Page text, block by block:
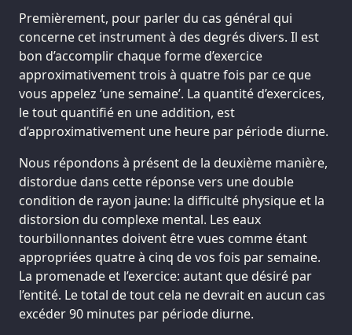
Premièrement, pour parler du cas général qui
concerne cet instrument à des degrés divers. Il est
bon d’accomplir chaque forme d’exercice
approximativement trois à quatre fois par ce que
vous appelez ‘une semaine’. La quantité d’exercices,
le tout quantifié en une addition, est
d’approximativement une heure par période diurne.
Nous répondons à présent de la deuxième manière,
distordue dans cette réponse vers une double
condition de rayon jaune: la difficulté physique et la
distorsion du complexe mental. Les eaux
tourbillonnantes doivent être vues comme étant
appropriées quatre à cinq de vos fois par semaine.
La promenade et l’exercice: autant que désiré par
l’entité. Le total de tout cela ne devrait en aucun cas
excéder 90 minutes par période diurne.